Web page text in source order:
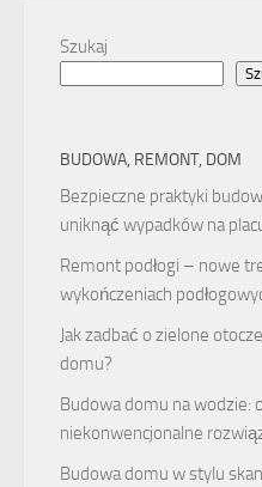
Szukaj
BUDOWA, REMONT, DOM
Bezpieczne praktyki
uniknąć wypadków na
Remont podłogi – nowe
wykończeniach
Jak zadbać o zielone
domu?
Budowa domu na wodzie:
niekonwencjonalne
Budowa domu w stylu